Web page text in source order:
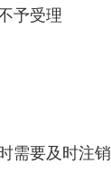
予受理
需要及时注销